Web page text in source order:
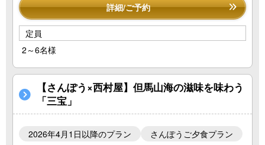
詳細/ご予約
定員
2～6名様
【さんぽう×西村屋】但馬山海の滋味を味わう
「三宝」
2026年4月1日以降のプラン さんぽうご夕食プラン